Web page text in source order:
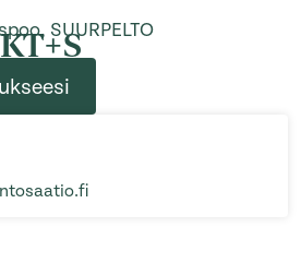
SUURPELTO